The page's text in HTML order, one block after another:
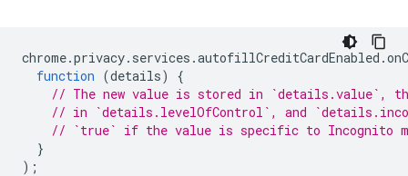
chrome.privacy. services .autofillCreditCardEnabled .
function (details)
{
// The new value is stored in `details.value`,
// in `details.levelOfControl`, and
// `true` if the value is specific to Incognito
}
);